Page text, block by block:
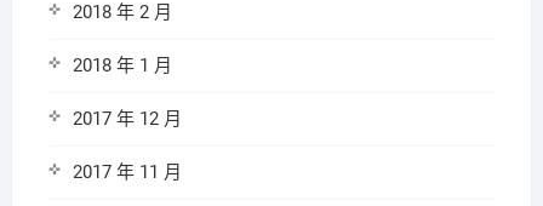
2018 年 2 月
2018 年 1 月
2017 年 12 月
2017 年 11 月